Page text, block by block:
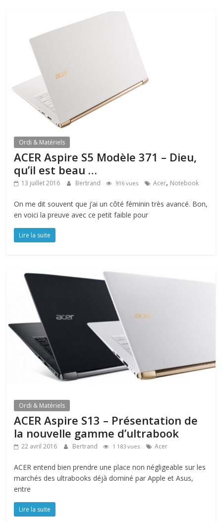
Ordi & Matériels
ACER Aspire S5 Modèle 371 – Dieu,
qu’il est beau …
13 juillet 2016 Bertrand 916 vues Acer, Notebook
On me dit souvent que j’ai un côté féminin très avancé. Bon,
en voici la preuve avec ce petit faible pour
Lire la suite
Ordi & Matériels
ACER Aspire S13 – Présentation de
la nouvelle gamme d’ultrabook
22 avril 2016 Bertrand 1 183 vues Acer
ACER entend bien prendre une place non négligeable sur les
marchés des ultrabooks déjà dominé par Apple et Asus,
entre
Lire la suite